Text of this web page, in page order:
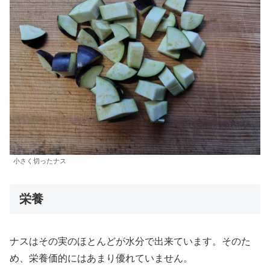
小さく切ったナス
栄養
ナスはその実のほとんどが水分で出来ています。そのた
め、栄養価的にはあまり優れていません。